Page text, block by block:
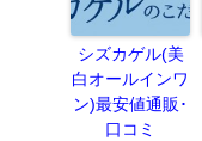
シズカゲル(美
白オールインワ
ン)最安値通販･
口コミ